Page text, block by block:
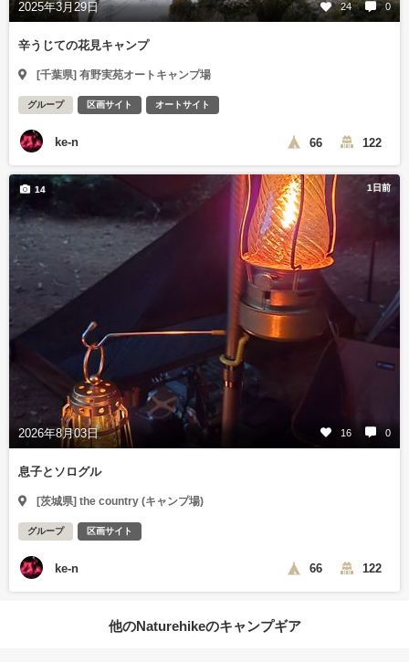
2025年3月29日 24 0
辛うじての花見キャンプ
[千葉県] 有野実苑オートキャンプ場
グループ 区画サイト オートサイト
ke-n 66 122
1日前
2026年8月03日 16 0
14
息子とソログル
[茨城県] the country (キャンプ場)
グループ 区画サイト
ke-n 66 122
他のNaturehikeのキャンプギア